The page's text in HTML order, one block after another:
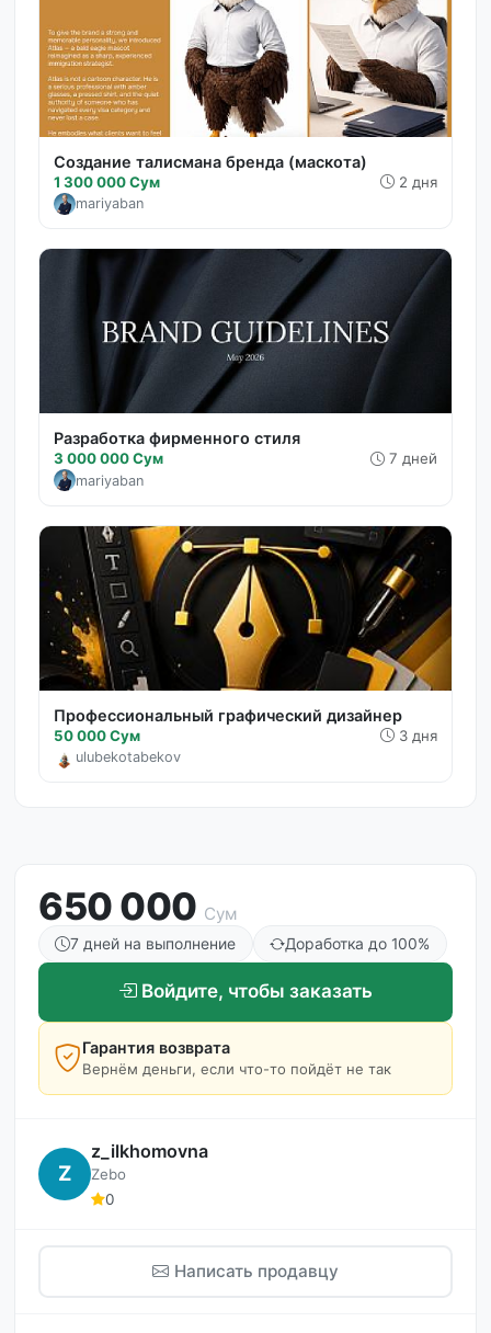
Создание талисмана бренда (маскота)
1 300 000 Сум 2 дня
mariyaban
Разработка фирменного стиля
3 000 000 Сум 7 дней
mariyaban
Профессиональный графический дизайнер
50 000 Сум 3 дня
ulubekotabekov
650 000 Сум
7 дней на выполнение Доработка до 100%
Войдите, чтобы заказать
Гарантия возврата
Вернём деньги, если что-то пойдёт не так
Z
z_ilkhomovna
Zebo
0
Написать продавцу